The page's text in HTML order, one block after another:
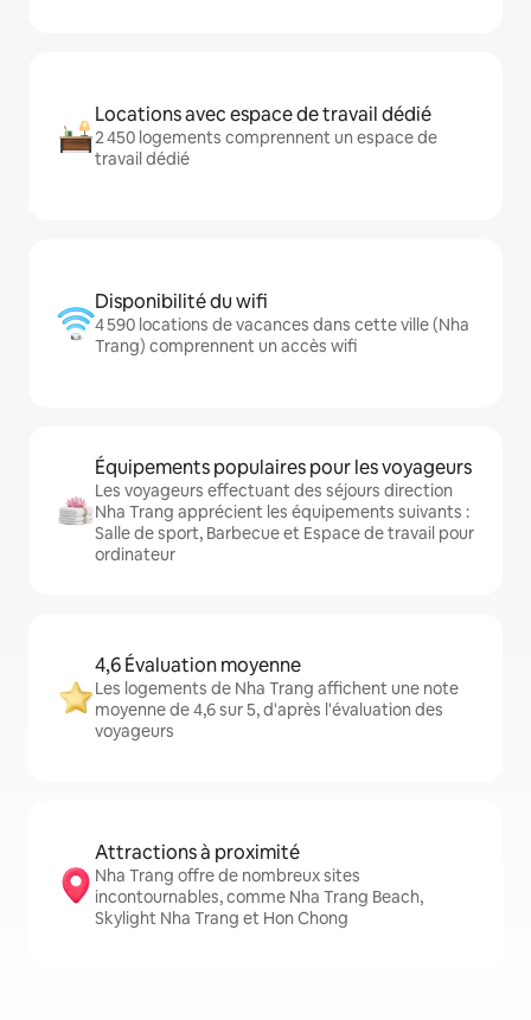
Locations avec espace de travail dédié
2 450 logements comprennent un espace de
travail dédié
Disponibilité du wifi
4 590 locations de vacances dans cette ville (Nha
Trang) comprennent un accès wifi
Équipements populaires pour les voyageurs
Les voyageurs effectuant des séjours direction
Nha Trang apprécient les équipements suivants :
Salle de sport, Barbecue et Espace de travail pour
ordinateur
4,6 Évaluation moyenne
Les logements de Nha Trang affichent une note
moyenne de 4,6 sur 5, d'après l'évaluation des
voyageurs
Attractions à proximité
Nha Trang offre de nombreux sites
incontournables, comme Nha Trang Beach,
Skylight Nha Trang et Hon Chong